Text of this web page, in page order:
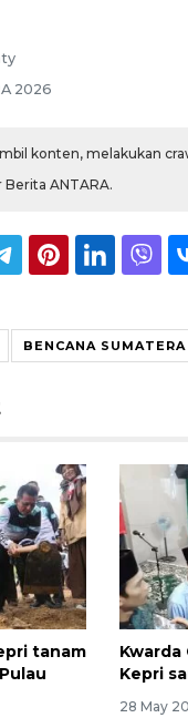
2026
konten, melakukan
ANTARA.
BENCANA SUMATERA
tanam
Kwarda
Kepri
28 May